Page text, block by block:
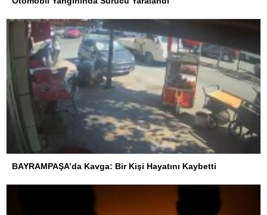
BAYRAMPAŞA’da Kavga: Bir Kişi Hayatını Kaybetti